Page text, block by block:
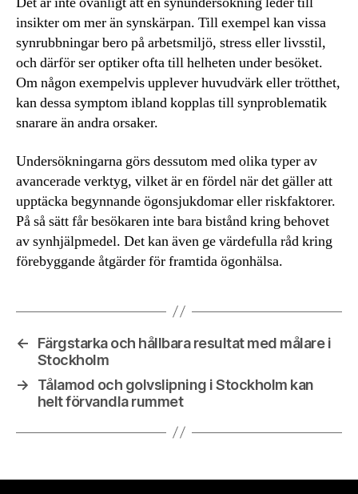
insikter om mer än synskärpan. Till exempel kan vissa
synrubbningar bero på arbetsmiljö, stress eller livsstil,
och därför ser optiker ofta till helheten under besöket.
Om någon exempelvis upplever huvudvärk eller trötthet,
kan dessa symptom ibland kopplas till synproblematik
snarare än andra orsaker.
Undersökningarna görs dessutom med olika typer av
avancerade verktyg, vilket är en fördel när det gäller att
upptäcka begynnande ögonsjukdomar eller riskfaktorer.
På så sätt får besökaren inte bara bistånd kring behovet
av synhjälpmedel. Det kan även ge värdefulla råd kring
förebyggande åtgärder för framtida ögonhälsa.
←
Färgstarka och hållbara resultat med målare i
Stockholm
→
Tålamod och golvslipning i Stockholm kan
helt förvandla rummet